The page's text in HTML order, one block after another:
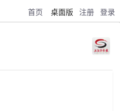
首页 桌面版 注册 登录